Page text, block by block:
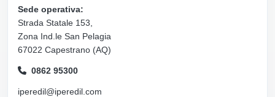
Sede operativa:
Strada Statale 153,
Zona Ind.le San Pelagia
67022 Capestrano (AQ)
0862 95300
iperedil@iperedil.com